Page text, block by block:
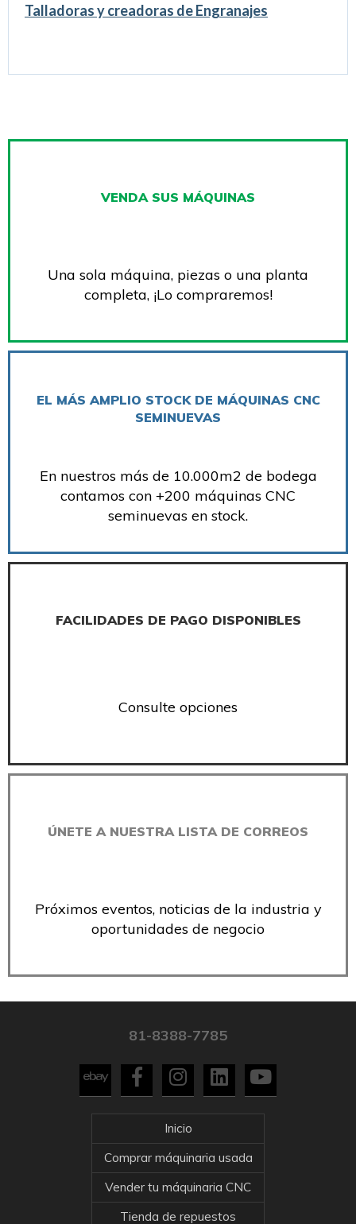
Talladoras y creadoras de Engranajes
VENDA SUS MÁQUINAS
Una sola máquina, piezas o una planta
completa, ¡Lo compraremos!
EL MÁS AMPLIO STOCK DE MÁQUINAS CNC
SEMINUEVAS
En nuestros más de 10.000m2 de bodega
contamos con +200 máquinas CNC
seminuevas en stock.
FACILIDADES DE PAGO DISPONIBLES
Consulte opciones
ÚNETE A NUESTRA LISTA DE CORREOS
Próximos eventos, noticias de la industria y
oportunidades de negocio
81-8388-7785
Inicio
Comprar máquinaria usada
Vender tu máquinaria CNC
Tienda de repuestos